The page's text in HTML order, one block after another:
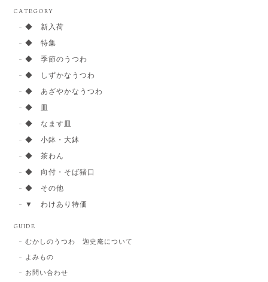
CATEGORY
◆ 新入荷
◆ 特集
◆ 季節のうつわ
◆ しずかなうつわ
◆ あざやかなうつわ
◆ 皿
◆ なます皿
◆ 小鉢・大鉢
◆ 茶わん
◆ 向付・そば猪口
◆ その他
▼ わけあり特価
GUIDE
むかしのうつわ 迦史庵について
よみもの
お問い合わせ